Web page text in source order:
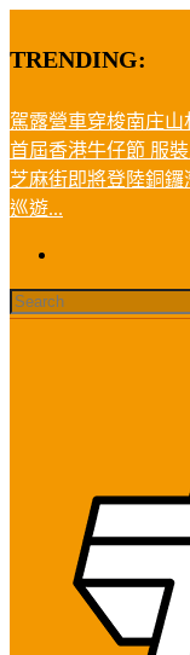
TRENDING:
駕露營車穿梭南庄
首屆香港牛仔節 服
芝麻街即將登陸銅鑼
巡遊...